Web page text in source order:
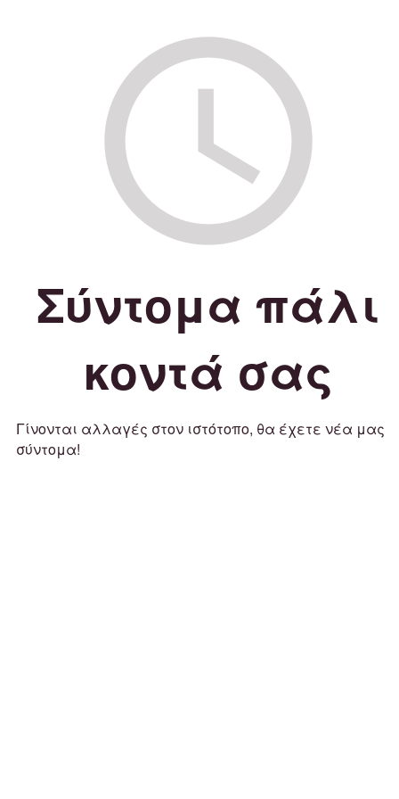
Σύντομα πάλι
κοντά σας
Γίνονται αλλαγές στον ιστότοπο, θα έχετε νέα μας
σύντομα!